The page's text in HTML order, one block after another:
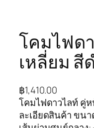
โคมไฟด
เหลี่ยม สี
฿1,410.00
โคมไฟดาวไลท์ คู่ห
ละเอียดสินค้า ขนา